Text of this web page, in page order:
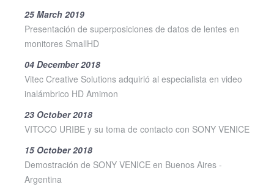
25 March 2019
Presentación de superposiciones de datos de lentes en
monitores SmallHD
04 December 2018
Vitec Creative Solutions adquirió al especialista en video
inalámbrico HD Amimon
23 October 2018
VITOCO URIBE y su toma de contacto con SONY VENICE
15 October 2018
Demostración de SONY VENICE en Buenos Aires -
Argentina